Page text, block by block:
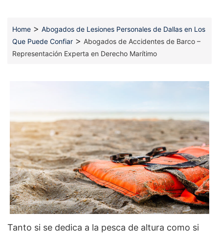
Home > Abogados de Lesiones Personales de Dallas en Los
Que Puede Confiar > Abogados de Accidentes de Barco –
Representación Experta en Derecho Marítimo
Tanto si se dedica a la pesca de altura como si